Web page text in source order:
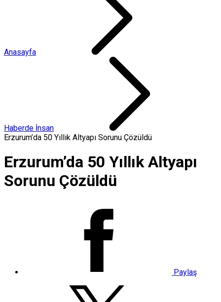
Anasayfa
Haberde İnsan
Erzurum’da 50 Yıllık Altyapı Sorunu Çözüldü
Erzurum’da 50 Yıllık Altyapı
Sorunu Çözüldü
Paylaş